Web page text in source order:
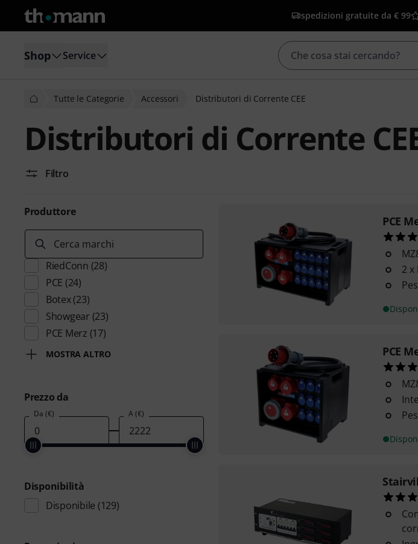
spedizioni gratuite da € 99
Shop Service
Tutte le Categorie Accessori Distributori di Corrente CEE
Distributori di Corrente
Filtro
Produttore
Cerca marchi
RiedConn (28)
PCE (24)
Botex(23)
Showgear (23)
PCE Merz (17)
MOSTRA ALTRO
Prezzo da
Da (€) A (€)
Disponibilità
Disponibile (129)
PCE
2 x
PCE